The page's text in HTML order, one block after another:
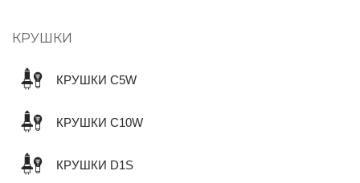
КРУШКИ
КРУШКИ C5W
КРУШКИ C10W
КРУШКИ D1S